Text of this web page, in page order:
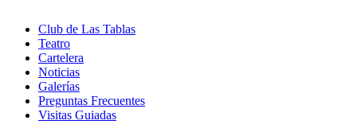
Club de Las Tablas
Teatro
Cartelera
Noticias
Galerías
Preguntas Frecuentes
Visitas Guiadas